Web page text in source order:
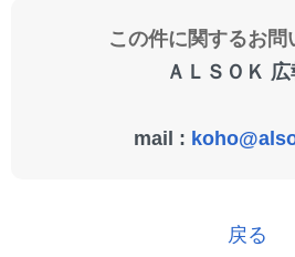
この件に関するお問
ＡＬＳＯＫ
mail :
戻る